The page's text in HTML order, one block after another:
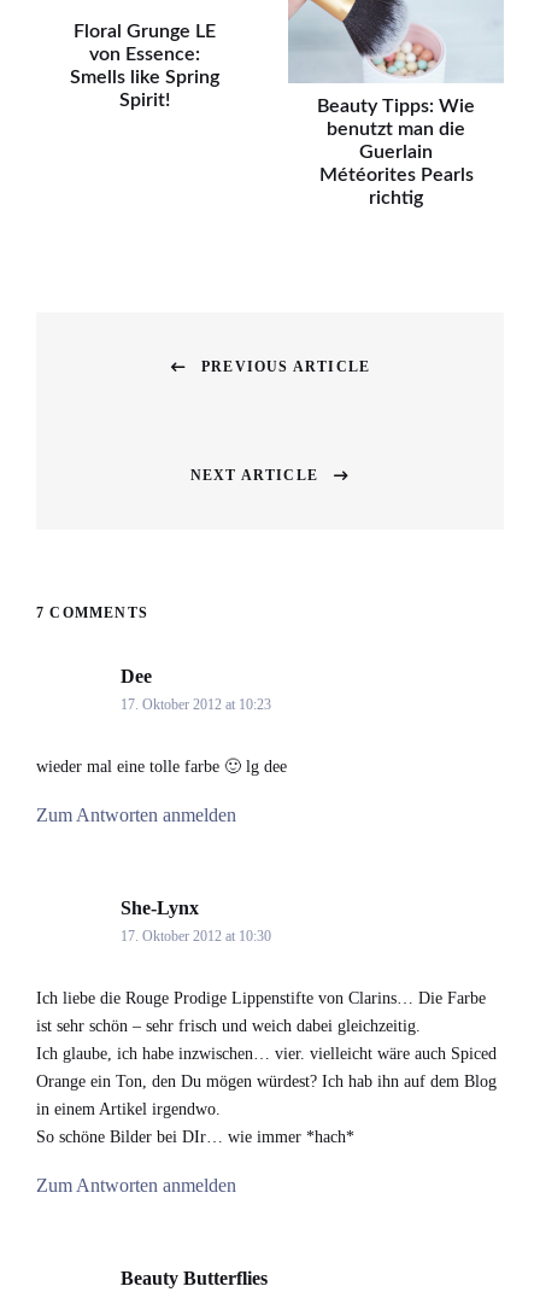
Floral Grunge LE
von Essence:
Smells like Spring
Spirit!
Beauty Tipps: Wie
benutzt man die
Guerlain
Météorites Pearls
richtig
PREVIOUS ARTICLE
NEXT ARTICLE
7 COMMENTS
Dee
17. Oktober 2012 at 10:23
wieder mal eine tolle farbe 🙂 lg dee
Zum Antworten anmelden
She-Lynx
17. Oktober 2012 at 10:30
Ich liebe die Rouge Prodige Lippenstifte von Clarins… Die Farbe
ist sehr schön – sehr frisch und weich dabei gleichzeitig.
Ich glaube, ich habe inzwischen… vier. vielleicht wäre auch Spiced
Orange ein Ton, den Du mögen würdest? Ich hab ihn auf dem Blog
in einem Artikel irgendwo.
So schöne Bilder bei DIr… wie immer *hach*
Zum Antworten anmelden
Beauty Butterflies